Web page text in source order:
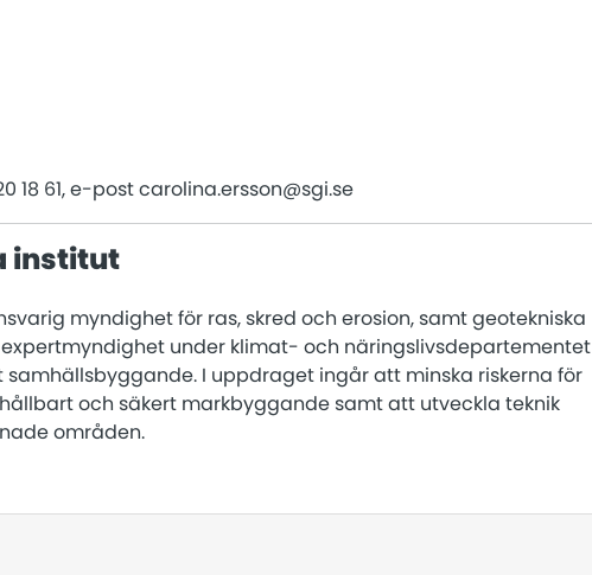
18 61, e-post carolina.ersson@sgi.se
institut
myndighet för ras, skred och erosion, samt geotekniska
expertmyndighet under klimat- och näringslivsdepartementet
I uppdraget ingår att minska riskerna för
och säkert markbyggande samt att utveckla teknik
områden.